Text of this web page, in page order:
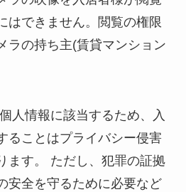
はできません。閲覧の権限
ラの持ち主(賃貸マンション
人情報に該当するため、入
ることはプライバシー侵害
ます。 ただし、犯罪の証拠
安全を守るために必要など